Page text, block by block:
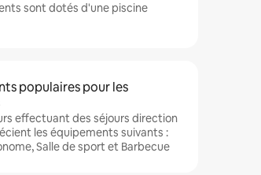
sont dotés d'une piscine
populaires pour les
effectuant des séjours direction
les équipements suivants :
Salle de sport et Barbecue